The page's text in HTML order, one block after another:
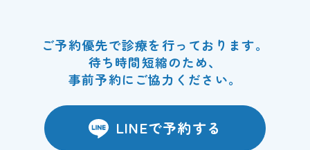
ご予約優先で診療を行っております。
待ち時間短縮のため、
事前予約にご協力ください。
LINEで予約する